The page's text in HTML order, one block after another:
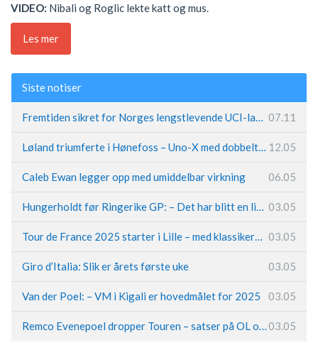
VIDEO: Nibali og Roglic lekte katt og mus.
Les mer
Siste notiser
Fremtiden sikret for Norges lengstlevende UCI-lag – Kristoff trer inn i sentral rolle 07.11
Løland triumferte i Hønefoss – Uno-X med dobbeltslag på hjemmebane 12.05
Caleb Ewan legger opp med umiddelbar virkning 06.05
Hungerholdt før Ringerike GP: – Det har blitt en livsstil 03.05
Tour de France 2025 starter i Lille – med klassikerpreg 03.05
Giro d’Italia: Slik er årets første uke 03.05
Van der Poel: – VM i Kigali er hovedmålet for 2025 03.05
Remco Evenepoel dropper Touren – satser på OL og Vueltaen03.05